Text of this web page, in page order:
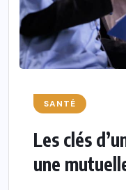
SANTÉ
Les clés
une